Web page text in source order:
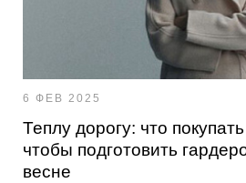
6 ФЕВ 2025
Теплу дорогу: что
чтобы подготовить
весне